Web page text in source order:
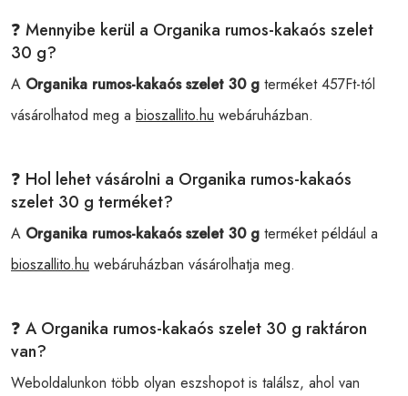
❓ Mennyibe kerül a Organika rumos-kakaós szelet
30 g?
A Organika rumos-kakaós szelet 30 g terméket 457Ft-tól
vásárolhatod meg a bioszallito.hu webáruházban.
❓ Hol lehet vásárolni a Organika rumos-kakaós
szelet 30 g terméket?
A Organika rumos-kakaós szelet 30 g terméket például a
bioszallito.hu webáruházban vásárolhatja meg.
❓ A Organika rumos-kakaós szelet 30 g raktáron
van?
Weboldalunkon több olyan eszshopot is találsz, ahol van